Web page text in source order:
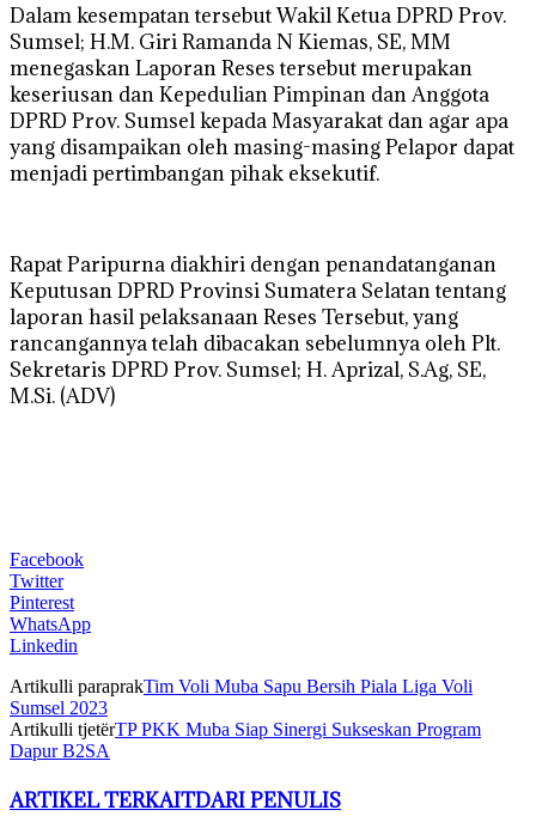
Dalam kesempatan tersebut Wakil Ketua DPRD Prov.
Sumsel; H.M. Giri Ramanda N Kiemas, SE, MM
menegaskan Laporan Reses tersebut merupakan
keseriusan dan Kepedulian Pimpinan dan Anggota
DPRD Prov. Sumsel kepada Masyarakat dan agar apa
yang disampaikan oleh masing-masing Pelapor dapat
menjadi pertimbangan pihak eksekutif.
Rapat Paripurna diakhiri dengan penandatanganan
Keputusan DPRD Provinsi Sumatera Selatan tentang
laporan hasil pelaksanaan Reses Tersebut, yang
rancangannya telah dibacakan sebelumnya oleh Plt.
Sekretaris DPRD Prov. Sumsel; H. Aprizal, S.Ag, SE,
M.Si. (ADV)
Facebook
Twitter
Pinterest
WhatsApp
Linkedin
Artikulli paraprakTim Voli Muba Sapu Bersih Piala Liga Voli
Sumsel 2023
Artikulli tjetërTP PKK Muba Siap Sinergi Sukseskan Program
Dapur B2SA
ARTIKEL TERKAITDARI PENULIS